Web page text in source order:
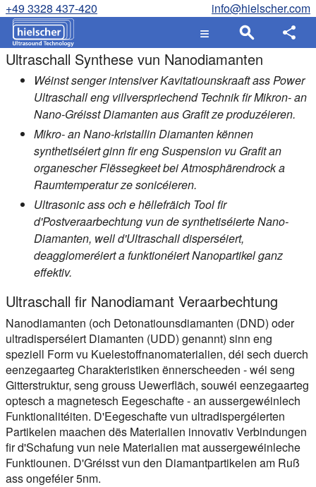
+49 3328 437-420 info@hielscher.com
Ultraschall Synthese vun Nanodiamanten
Wéinst senger intensiver Kavitatiounskraaft ass Power
Ultraschall eng villverspriechend Technik fir Mikron- an
Nano-Gréisst Diamanten aus Grafit ze produzéieren.
Mikro- an Nano-kristallin Diamanten kënnen
synthetiséiert ginn fir eng Suspension vu Grafit an
organescher Flëssegkeet bei Atmosphärendrock a
Raumtemperatur ze sonicéieren.
Ultrasonic ass och e hëllefräich Tool fir
d'Postveraarbechtung vun de synthetiséierte Nano-
Diamanten, well d'Ultraschall disperséiert,
deagglomeréiert a funktionéiert Nanopartikel ganz
effektiv.
Ultraschall fir Nanodiamant Veraarbechtung
Nanodiamanten (och Detonatiounsdiamanten (DND) oder
ultradisperséiert Diamanten (UDD) genannt) sinn eng
speziell Form vu Kuelestoffnanomaterialien, déi sech duerch
eenzegaarteg Charakteristiken ënnerscheeden - wéi seng
Gitterstruktur, seng grouss Uewerfläch, souwéi eenzegaarteg
optesch a magnetesch Eegeschafte - an aussergewéinlech
Funktionalitéiten. D'Eegeschafte vun ultradispergéierten
Partikelen maachen dës Materialien innovativ Verbindungen
fir d'Schafung vun neie Materialien mat aussergewéinleche
Funktiounen. D'Gréisst vun den Diamantpartikelen am Ruß
ass ongeféier 5nm.